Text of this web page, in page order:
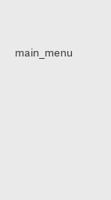
main_menu